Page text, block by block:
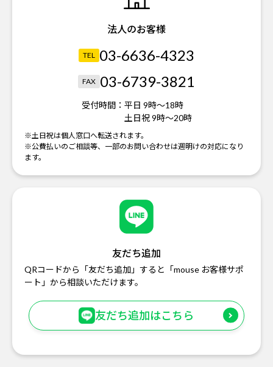
法人のお客様
TEL 03-6636-4323
FAX 03-6739-3821
受付時間： 平日 9時～18時
土日祝 9時～20時
※土日祝は個人窓口へ転送されます。
※公費払いのご相談等、一部のお問い合わせは週明けの対応になり
ます。
友だち追加
QRコードから「友だち追加」すると「mouse お客様サポ
ート」から相談いただけます。
友だち追加はこちら